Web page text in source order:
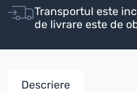
Transportul este
de livrare este de
Descriere